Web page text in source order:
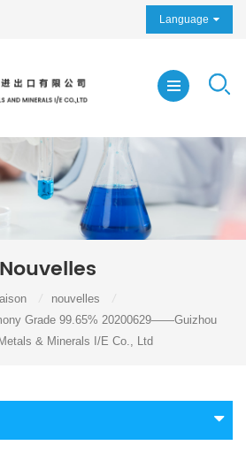
Language
Nouvelles
nouvelles
Grade 99.65% 20200629——Guizhou
& Minerals I/E Co., Ltd